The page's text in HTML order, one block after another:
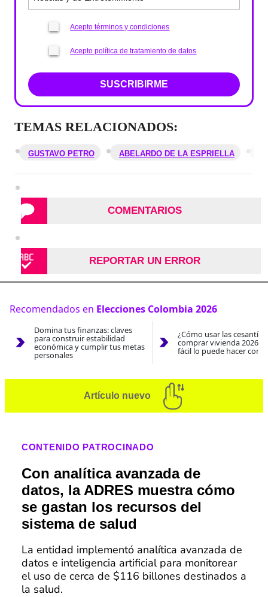
Acepto términos y condiciones
Acepto política de tratamiento de datos
SUSCRIBIRME
TEMAS RELACIONADOS:
GUSTAVO PETRO ABELARDO DE LA ESPRIELLA
COMENTARIOS
REPORTAR UN ERROR
Recomendados en Elecciones Colombia 2026
Domina tus finanzas: claves
para construir estabilidad
económica y cumplir tus metas
personales
¿Cómo usar las
comprar vivienda 2026?
fácil lo puede hacer con
Artículo nuevo
CONTENIDO PATROCINADO
Con analítica avanzada de
datos, la ADRES muestra cómo
se gastan los recursos del
sistema de salud
La entidad implementó analítica avanzada de
datos e inteligencia artificial para monitorear
el uso de cerca de $116 billones destinados a
la salud.